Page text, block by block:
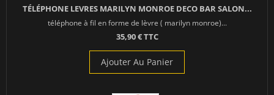
TÉLÉPHONE LEVRES MARILYN MONROE DECO BAR SALON...
téléphone à fil en forme de lèvre ( marilyn monroe)...
35,90 € TTC
Ajouter Au Panier